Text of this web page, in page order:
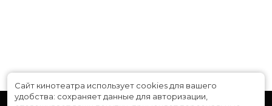
Сайт кинотеатра использует cookies для вашего
удобства: сохраняет данные для авторизации,